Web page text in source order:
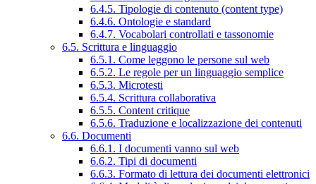
6.4.5. Tipologie di contenuto (content type)
6.4.6. Ontologie e standard
6.4.7. Vocabolari controllati e tassonomie
6.5. Scrittura e linguaggio
6.5.1. Come leggono le persone sul web
6.5.2. Le regole per un linguaggio semplice
6.5.3. Microtesti
6.5.4. Scrittura collaborativa
6.5.5. Content critique
6.5.6. Traduzione e localizzazione dei contenuti
6.6. Documenti
6.6.1. I documenti vanno sul web
6.6.2. Tipi di documenti
6.6.3. Formato di lettura dei documenti elettronici